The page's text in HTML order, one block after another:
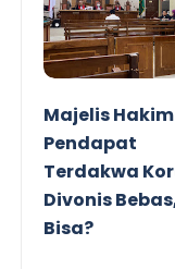
Majelis
Pendapat
Terdakwa
Divonis
Bisa?